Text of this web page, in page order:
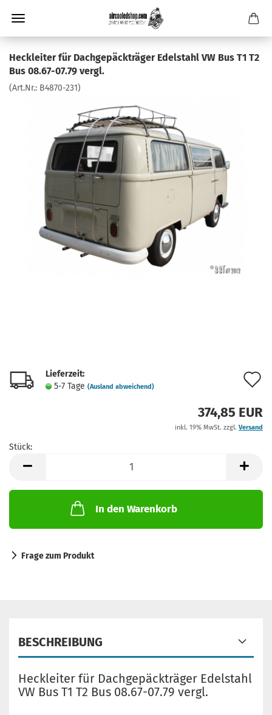
Heckleiter für Dachgepäckträger Edelstahl VW Bus T1 T2
Bus 08.67-07.79 vergl.
(Art.Nr.: B4870-231)
Lieferzeit:
5-7 Tage (Ausland abweichend)
374,85 EUR
inkl. 19% MwSt. zzgl. Versand
Stück:
In den Warenkorb
Frage zum Produkt
BESCHREIBUNG
Heckleiter für Dachgepäckträger Edelstahl
VW Bus T1 T2 Bus 08.67-07.79 vergl.